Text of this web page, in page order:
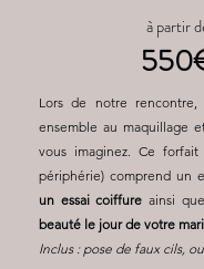
à partir
Lors de notre rencontre,
ensemble au maquillage
vous imaginez. Ce
périphérie) comprend un
un essai coiffure ainsi
beauté le jour de votre
Inclus : pose de faux cils,